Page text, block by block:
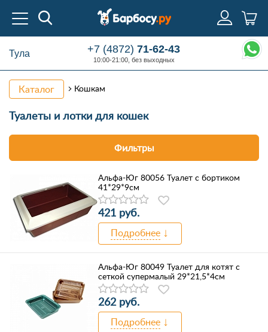
Тула +7 (4872)71-62-43
10:00-21:00, без выходных
Каталог Кошкам
Туалеты и лотки для кошек
Фильтры
Альфа-Юг 80056 Туалет с бортиком
41*29*9см
421 руб.
Подробнее
Альфа-Юг 80049 Туалет для котят с
сеткой супермалый 29*21,5*4см
262 руб.
Подробнее